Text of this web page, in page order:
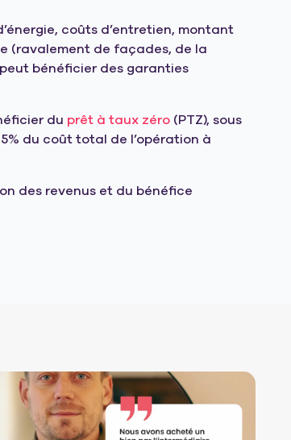
coûts d’entretien, montant
(ravalement de façades, de la
bénéficier des garanties
du prêt à taux zéro (PTZ), sous
du coût total de l’opération à
des revenus et du bénéfice